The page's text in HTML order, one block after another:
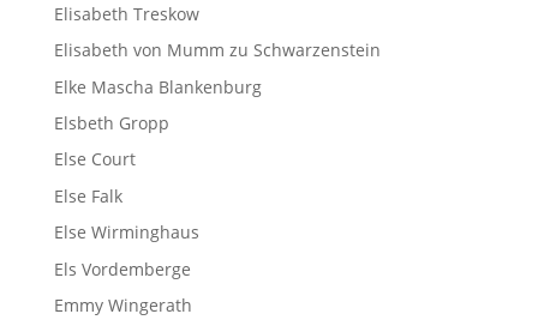
Elisabeth Treskow
Elisabeth von Mumm zu Schwarzenstein
Elke Mascha Blankenburg
Elsbeth Gropp
Else Court
Else Falk
Else Wirminghaus
Els Vordemberge
Emmy Wingerath